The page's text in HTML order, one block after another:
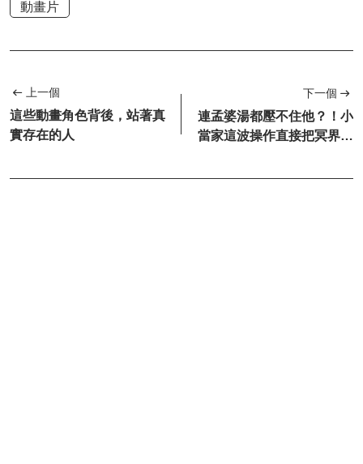
動畫片
上一個
這些動畫角色背後，站著真
實存在的人
下一個
連孟婆湯都壓不住他？！小
當家這波操作直接把冥界整